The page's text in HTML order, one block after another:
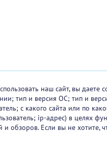
наш сайт, вы даете
тип и версия ОС; тип и
с какого сайта или по
ip-адрес) в целях
и обзоров. Если вы не хотите,